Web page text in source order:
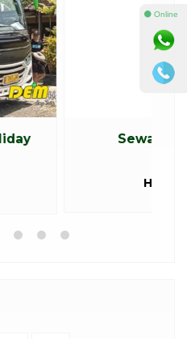
31 Seat
Kami
⚫ Online